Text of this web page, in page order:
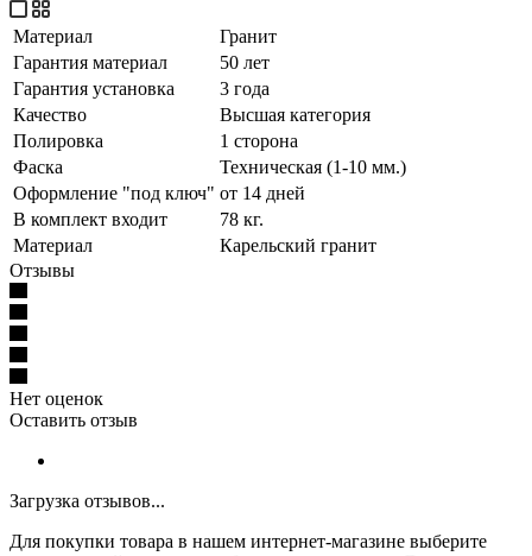
Материал
Гранит
Гарантия материал
50 лет
Гарантия установка
3 года
Качество
Высшая категория
Полировка
1 сторона
Фаска
Техническая (1-10 мм.)
Оформление "под ключ" от 14 дней
В комплект входит
78 кг.
Материал
Карельский гранит
Отзывы
Нет оценок
Оставить отзыв
Загрузка отзывов...
Для покупки товара в нашем интернет-магазине выберите